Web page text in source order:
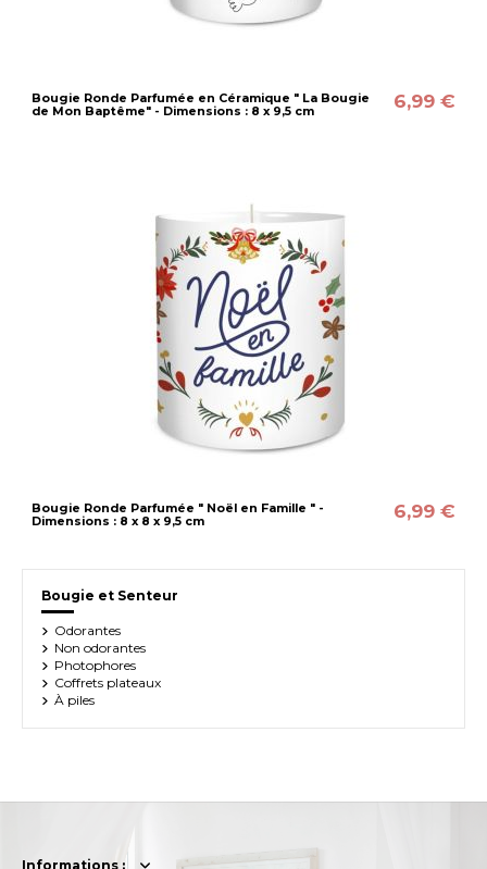
Bougie Ronde Parfumée en Céramique " La Bougie
de Mon Baptême" - Dimensions : 8 x 9,5 cm
6,99 €
Bougie Ronde Parfumée " Noël en Famille " -
Dimensions : 8 x 8 x 9,5 cm
6,99 €
Bougie et Senteur
Odorantes
Non odorantes
Photophores
Coffrets plateaux
À piles
Informations :